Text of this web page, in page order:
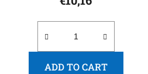
ADD TO CART